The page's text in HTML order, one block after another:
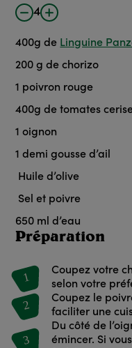
4
400g de Linguine
200 g de chorizo
1 poivron rouge
400g de tomates
1 oignon
1 demi gousse d’ail
Huile d’olive
Sel et poivre
650 ml d’eau
Préparation
1
Coupez votre
selon votre
2
Coupez le
faciliter une
3
Du côté de
émincer. Si